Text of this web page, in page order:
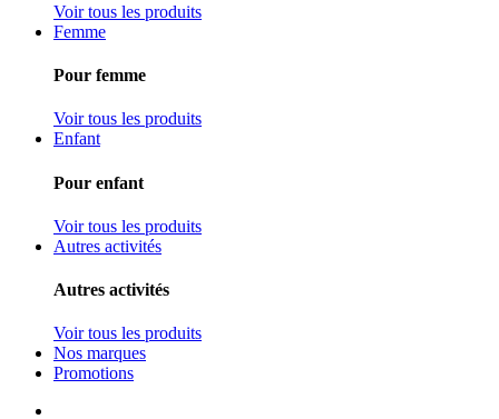
Voir tous les produits
Femme
Pour femme
Voir tous les produits
Enfant
Pour enfant
Voir tous les produits
Autres activités
Autres activités
Voir tous les produits
Nos marques
Promotions